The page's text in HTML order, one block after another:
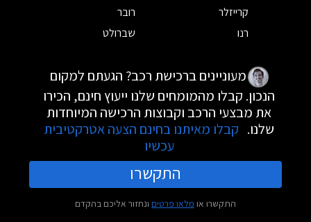
קרייזלר
רובר
רנו
שברולט
מעוניינים ברכישת רכב? הגעתם למקום
הנכון. קבלו מהמומחים שלנו ייעוץ חינם, הכירו
את מבצעי הרכב וקבוצות הרכישה המיוחדות
שלנו. קבלו מאיתנו בחינם הצעה אטרקטיבית
עכשיו
התקשרו
התקשרו או מלאו פרטים ונחזור אליכם בהקדם